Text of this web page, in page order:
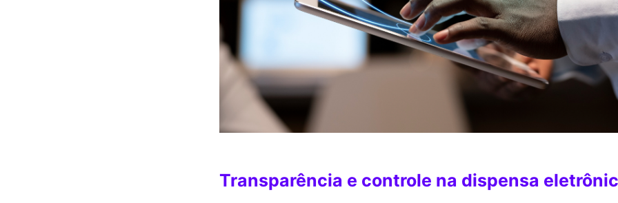
Transparência e controle na dispensa